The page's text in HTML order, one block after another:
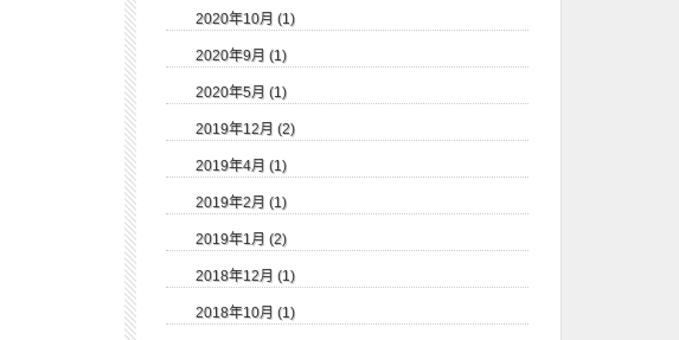
2020年10月 (1)
2020年9月 (1)
2020年5月 (1)
2019年12月 (2)
2019年4月 (1)
2019年2月 (1)
2019年1月 (2)
2018年12月 (1)
2018年10月 (1)